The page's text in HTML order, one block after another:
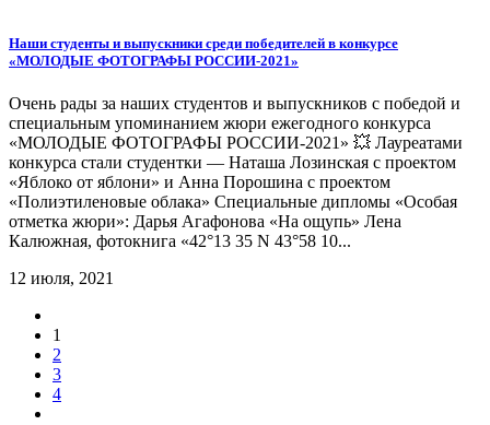
Наши студенты и выпускники среди победителей в конкурсе
«МОЛОДЫЕ ФОТОГРАФЫ РОССИИ-2021»
Очень рады за наших студентов и выпускников с победой и
специальным упоминанием жюри ежегодного конкурса
«МОЛОДЫЕ ФОТОГРАФЫ РОССИИ-2021» 💥 Лауреатами
конкурса стали студентки — Наташа Лозинская с проектом
«Яблоко от яблони» и Анна Порошина с проектом
«Полиэтиленовые облака» Специальные дипломы «Особая
отметка жюри»: Дарья Агафонова «На ощупь» Лена
Калюжная, фотокнига «42°13 35 N 43°58 10...
12 июля, 2021
1
2
3
4